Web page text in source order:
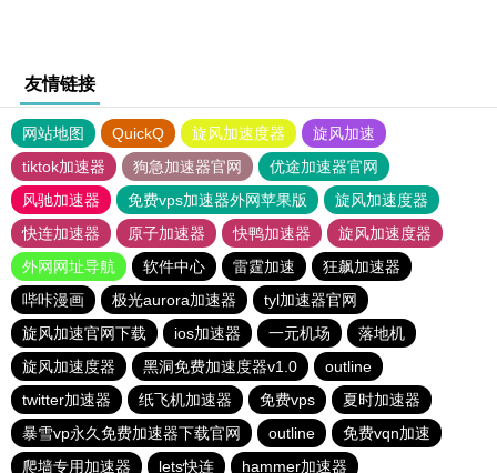
友情链接
网站地图 QuickQ 旋风加速度器
旋风加速
tiktok加速器
狗急加速器官网
优途加速器官网
风驰加速器
免费vps加速器外网苹果版
旋风加速度器
快连加速器
原子加速器 快鸭加速器
旋风加速度器
外网网址导航
软件中心 雷霆加速
狂飙加速器
哔咔漫画
极光aurora加速器
tyl加速器官网
旋风加速官网下载
ios加速器 一元机场
落地机
旋风加速度器
黑洞免费加速度器v1.0
outline
twitter加速器
纸飞机加速器 免费vps
夏时加速器
暴雪vp永久免费加速器下载官网
outline
免费vqn加速
爬墙专用加速器
lets快连 hammer加速器